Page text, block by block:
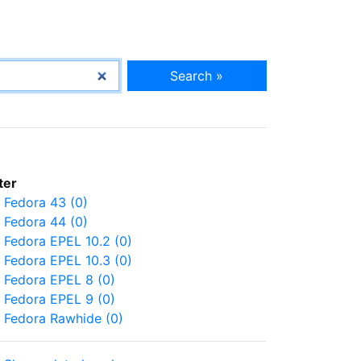
Search »
Fedora 43 (0)
Fedora 44 (0)
Fedora EPEL 10.2 (0)
Fedora EPEL 10.3 (0)
Fedora EPEL 8 (0)
Fedora EPEL 9 (0)
Fedora Rawhide (0)